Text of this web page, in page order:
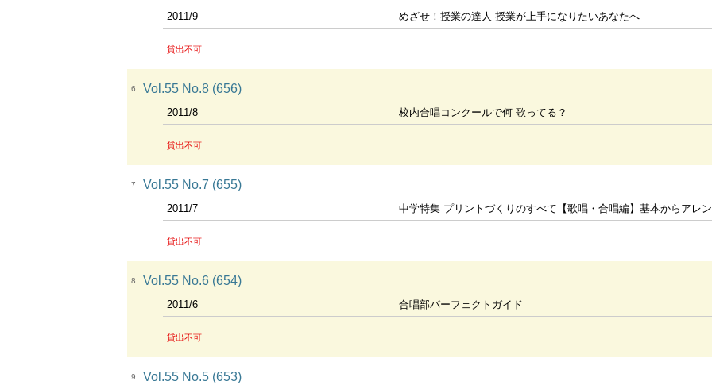
2011/9 めざせ！授業の達人 授業が上手になりたいあなたへ
貸出不可
6 Vol.55 No.8 (656)
2011/8 校内合唱コンクールで何 歌ってる？
貸出不可
7 Vol.55 No.7 (655)
2011/7 中学特集 プリントづくりのすべて【歌唱・合唱編】基本からアレ
貸出不可
8 Vol.55 No.6 (654)
2011/6 合唱部パーフェクトガイド
貸出不可
9 Vol.55 No.5 (653)